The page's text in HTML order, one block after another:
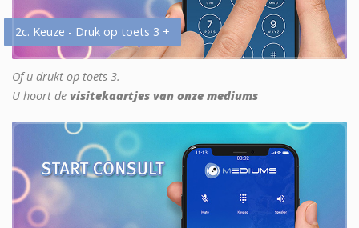
2c. Keuze - Druk op toets 3 +
Of u drukt op toets 3.
U hoort de visitekaartjes van onze mediums